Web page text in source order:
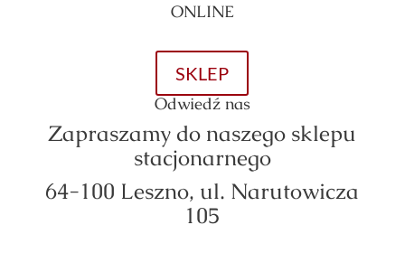
ONLINE
SKLEP
Odwiedź nas
Zapraszamy do naszego sklepu
stacjonarnego
64-100 Leszno, ul. Narutowicza
105